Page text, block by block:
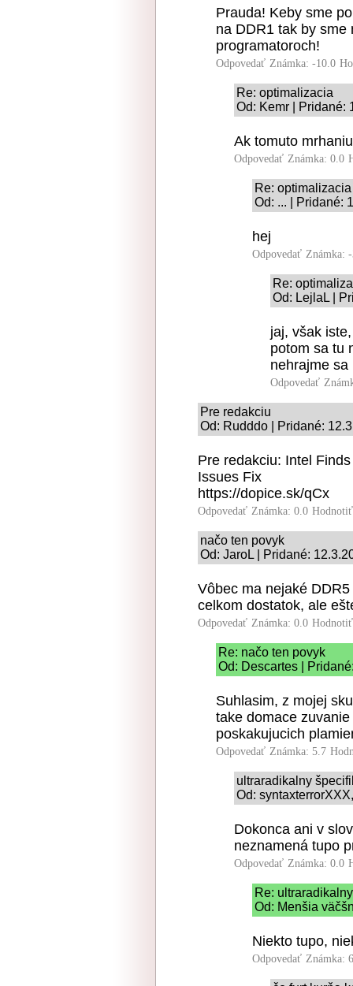
Prauda! Keby sme
na DDR1 tak by sme
programatoroch!
Odpovedať Známka: -10.0
Re: optimalizacia
Od: Kemr | Pridané:
Ak tomuto
Odpovedať Známka: 0.0
Re: optimalizacia
Od: ... | Pridané:
hej
Odpovedať Známka:
Re:
Od: LejlaL |
jaj, však
potom sa tu
nehrajme
Odpovedať
Pre redakciu
Od: Rudddo | Pridané:
Pre redakciu: Intel
Issues Fix
https://dopice.sk/qCx
Odpovedať Známka: 0.0
načo ten povyk
Od: JaroL | Pridané:
Vôbec ma nejaké
celkom dostatok, ale
Odpovedať Známka: 0.0
Re: načo ten povyk
Od: Descartes |
Suhlasim, z mojej
take domace
poskakujucich
Odpovedať Známka: 5.7
ultraradikalny
Od:
Dokonca ani v
neznamená tupo
Odpovedať Známka: 0.0
Re:
Od: Menšia
Niekto tupo,
Odpovedať Známka: